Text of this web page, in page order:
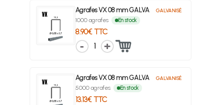
Agrafes VX 08 mm GALVA GALVANISÉ
1000 agrafes En stock
8.90€ TTC
1
Agrafes VX 08 mm GALVA GALVANISÉ
5000 agrafes En stock
13.13€ TTC